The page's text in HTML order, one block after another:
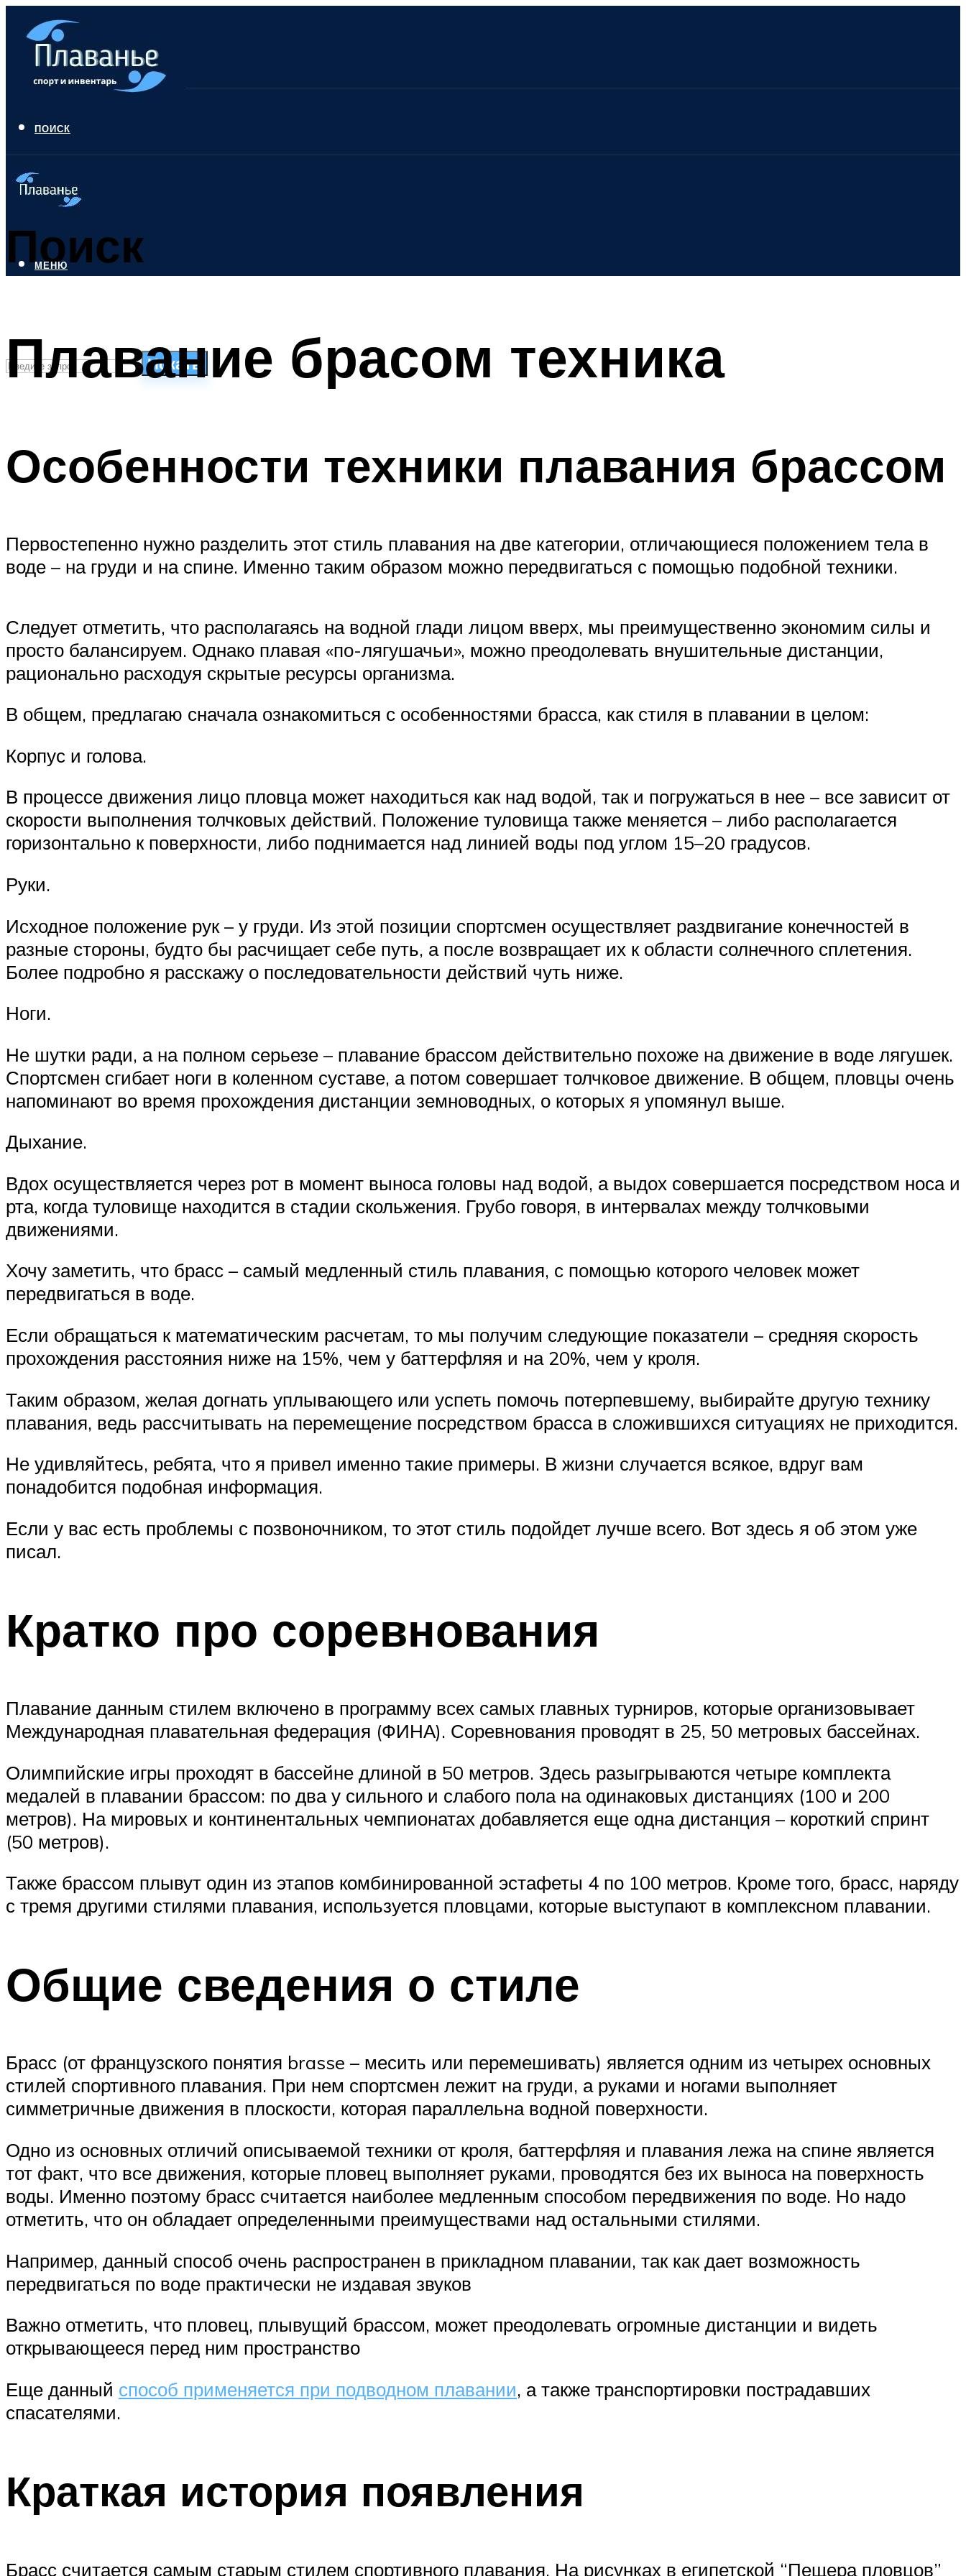
ПОИСК
Поиск
Искать
ПЛАВАНЬЕ ДЛЯ ПОХУДЕНИЯ
БАССЕЙН ДЛЯ ДОМА
МЕНЮ
Плавание брасом техника
Особенности техники плавания брассом
Первостепенно нужно разделить этот стиль плавания на две категории, отличающиеся положением тела в
воде – на груди и на спине. Именно таким образом можно передвигаться с помощью подобной техники.
Следует отметить, что располагаясь на водной глади лицом вверх, мы преимущественно экономим силы и
просто балансируем. Однако плавая «по-лягушачьи», можно преодолевать внушительные дистанции,
рационально расходуя скрытые ресурсы организма.
В общем, предлагаю сначала ознакомиться с особенностями брасса, как стиля в плавании в целом:
Корпус и голова.
В процессе движения лицо пловца может находиться как над водой, так и погружаться в нее – все зависит от
скорости выполнения толчковых действий. Положение туловища также меняется – либо располагается
горизонтально к поверхности, либо поднимается над линией воды под углом 15–20 градусов.
Руки.
Исходное положение рук – у груди. Из этой позиции спортсмен осуществляет раздвигание конечностей в
разные стороны, будто бы расчищает себе путь, а после возвращает их к области солнечного сплетения.
Более подробно я расскажу о последовательности действий чуть ниже.
Ноги.
Не шутки ради, а на полном серьезе – плавание брассом действительно похоже на движение в воде лягушек.
Спортсмен сгибает ноги в коленном суставе, а потом совершает толчковое движение. В общем, пловцы очень
напоминают во время прохождения дистанции земноводных, о которых я упомянул выше.
Дыхание.
Вдох осуществляется через рот в момент выноса головы над водой, а выдох совершается посредством носа и
рта, когда туловище находится в стадии скольжения. Грубо говоря, в интервалах между толчковыми
движениями.
Хочу заметить, что брасс – самый медленный стиль плавания, с помощью которого человек может
передвигаться в воде.
Если обращаться к математическим расчетам, то мы получим следующие показатели – средняя скорость
прохождения расстояния ниже на 15%, чем у баттерфляя и на 20%, чем у кроля.
Таким образом, желая догнать уплывающего или успеть помочь потерпевшему, выбирайте другую технику
плавания, ведь рассчитывать на перемещение посредством брасса в сложившихся ситуациях не приходится.
Не удивляйтесь, ребята, что я привел именно такие примеры. В жизни случается всякое, вдруг вам
понадобится подобная информация.
Если у вас есть проблемы с позвоночником, то этот стиль подойдет лучше всего. Вот здесь я об этом уже
писал.
Кратко про соревнования
Плавание данным стилем включено в программу всех самых главных турниров, которые организовывает
Международная плавательная федерация (ФИНА). Соревнования проводят в 25, 50 метровых бассейнах.
Олимпийские игры проходят в бассейне длиной в 50 метров. Здесь разыгрываются четыре комплекта
медалей в плавании брассом: по два у сильного и слабого пола на одинаковых дистанциях (100 и 200
метров). На мировых и континентальных чемпионатах добавляется еще одна дистанция – короткий спринт
(50 метров).
Также брассом плывут один из этапов комбинированной эстафеты 4 по 100 метров. Кроме того, брасс, наряду
с тремя другими стилями плавания, используется пловцами, которые выступают в комплексном плавании.
Общие сведения о стиле
Брасс (от французского понятия brasse – месить или перемешивать) является одним из четырех основных
стилей спортивного плавания. При нем спортсмен лежит на груди, а руками и ногами выполняет
симметричные движения в плоскости, которая параллельна водной поверхности.
Одно из основных отличий описываемой техники от кроля, баттерфляя и плавания лежа на спине является
тот факт, что все движения, которые пловец выполняет руками, проводятся без их выноса на поверхность
воды. Именно поэтому брасс считается наиболее медленным способом передвижения по воде. Но надо
отметить, что он обладает определенными преимуществами над остальными стилями.
Например, данный способ очень распространен в прикладном плавании, так как дает возможность
передвигаться по воде практически не издавая звуков
Важно отметить, что пловец, плывущий брассом, может преодолевать огромные дистанции и видеть
открывающееся перед ним пространство
Еще данный способ применяется при подводном плавании, а также транспортировки пострадавших
спасателями.
Краткая история появления
Брасс считается самым старым стилем спортивного плавания. На рисунках в египетской “Пещера пловцов”